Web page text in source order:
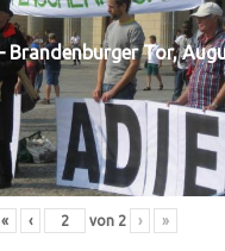
Brandenburger Tor,
« ‹ von 2 › »